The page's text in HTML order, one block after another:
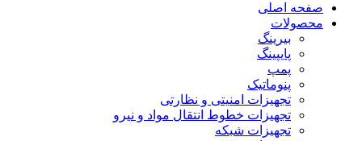
صفحه اصلی
محصولات
بیرینگ
پایپینگ
پمپ
پنوماتیک
تجهیزات امنیتی و نظارتی
تجهیزات خطوط انتقال مواد و نیرو
تجهیزات شبکه